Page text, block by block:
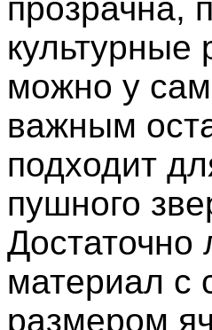
прозрачна,
культурные
можно у
важным
подходит
пушного
Достаточно
материал с
размером